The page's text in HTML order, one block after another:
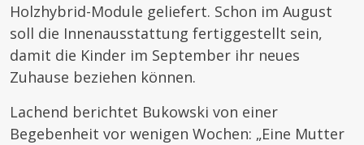
Holzhybrid-Module geliefert. Schon im August
soll die Innenausstattung fertiggestellt sein,
damit die Kinder im September ihr neues
Zuhause beziehen können.
Lachend berichtet Bukowski von einer
Begebenheit vor wenigen Wochen: „Eine Mutter